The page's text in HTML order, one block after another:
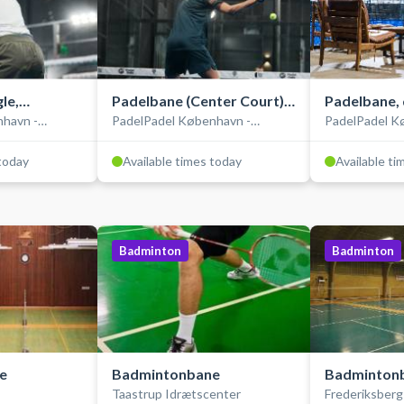
-
Padelbane (Center Court),
indendørs
PadelPadel København -
Available times today
indendørs
PadelPadel
Available
Badminton
Badmintonbane
Taastrup Idrætscenter
Badminton